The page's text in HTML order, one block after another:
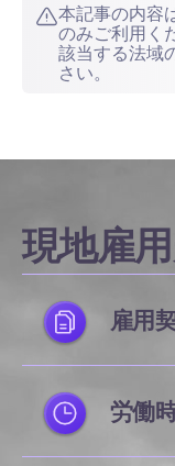
本記事の内容
のみご利用く
該当する法域
さい。
現地雇
雇用
労働